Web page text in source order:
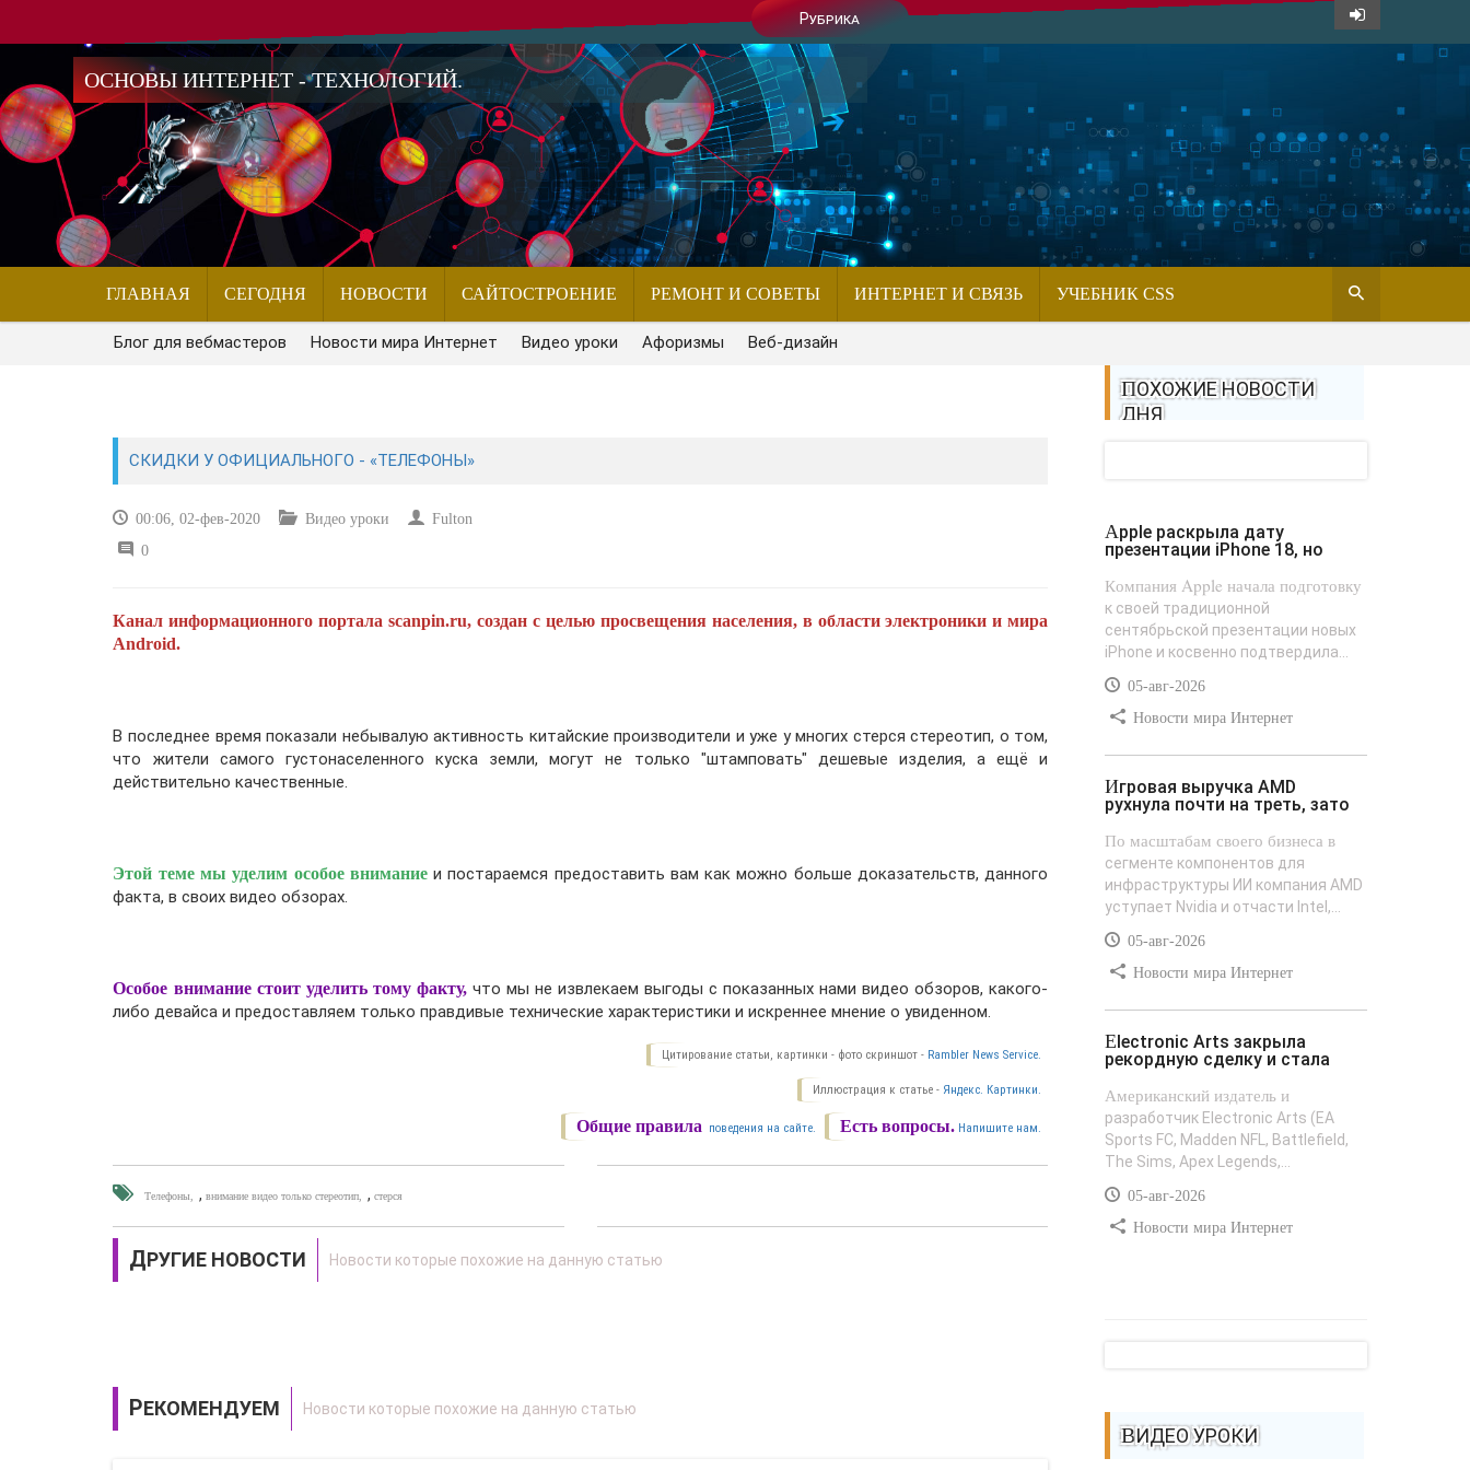
Рубрика
ОСНОВЫ ИНТЕРНЕТ - ТЕХНОЛОГИЙ.
ГЛАВНАЯ СЕГОДНЯ НОВОСТИ САЙТОСТРОЕНИЕ РЕМОНТ И СОВЕТЫ ИНТЕРНЕТ И СВЯЗЬ УЧЕБНИК CSS
Блог для вебмастеров Новости мира Интернет Видео уроки Афоризмы Веб-дизайн
СКИДКИ У ОФИЦИАЛЬНОГО - «ТЕЛЕФОНЫ»
00:06, 02-фев-2020 Видео уроки
Fulton
0
Канал информационного портала scanpin.ru, создан с целью просвещения населения, в области электроники и мира
Android.
В последнее время показали небывалую активность китайские производители и уже у многих стерся стереотип, о том,
что жители самого густонаселенного куска земли, могут не только "штамповать" дешевые изделия, а ещё и
действительно качественные.
Этой теме мы уделим особое вниманиеи постараемся предоставить вам как можно больше доказательств, данного
факта, в своих видео обзорах.
Особое внимание стоит уделить тому факту,что мы не извлекаем выгоды с показанных нами видео обзоров, какого-
либо девайса и предоставляем только правдивые технические характеристики и искреннее мнение о увиденном.
Цитирование статьи, картинки - фото скриншот - Rambler News Service.
Иллюстрация к статье - Яндекс. Картинки.
Есть вопросы. Напишите нам.
Общие правила поведения на сайте.
Телефоны ,внимание видео только стереотип ,стерся
ДРУГИЕ НОВОСТИ
РЕКОМЕНДУЕМ
ПОХОЖИЕ НОВОСТИ
ДНЯ
Apple раскрыла дату
презентации iPhone 18, но
Компания Apple начала подготовку
к своей традиционной
сентябрьской презентации новых
iPhone и косвенно подтвердила...
05-авг-2026
Новости мира Интернет
Игровая выручка AMD
рухнула почти на треть, зато
По масштабам своего бизнеса в
сегменте компонентов для
инфраструктуры ИИ компания AMD
уступает Nvidia и отчасти Intel,...
05-авг-2026
Новости мира Интернет
Electronic Arts закрыла
рекордную сделку и стала
Американский издатель и
разработчик Electronic Arts (EA
Sports FC, Madden NFL, Battlefield,
The Sims, Apex Legends,...
05-авг-2026
Новости мира Интернет
ВИДЕО УРОКИ